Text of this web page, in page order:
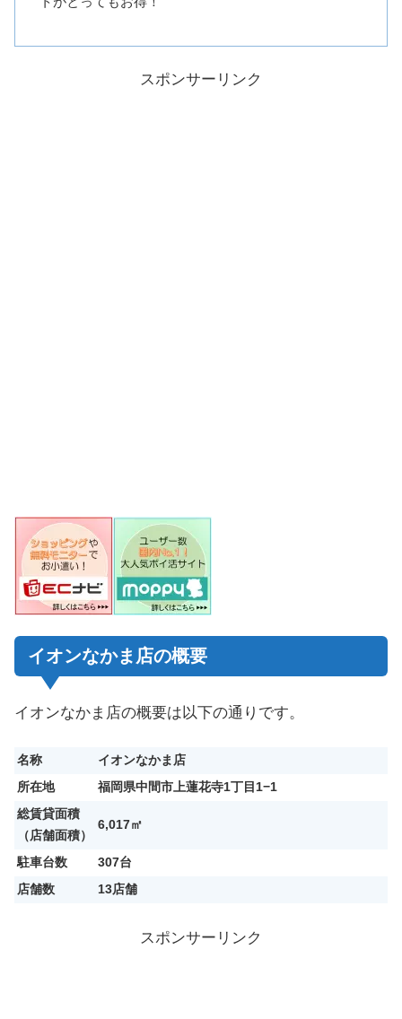
スポンサーリンク
イオンなかま店の概要
イオンなかま店の概要は以下の通りです。
名称
イオンなかま店
所在地
福岡県中間市上蓮花寺1丁目1−1
総賃貸面積
（店舗面積）
6,017㎡
駐車台数
307台
店舗数
13店舗
スポンサーリンク